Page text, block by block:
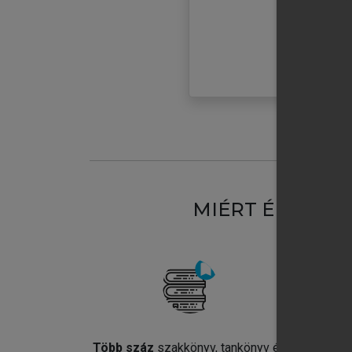
MIÉRT
Több száz szakkönyv, tankönyv és